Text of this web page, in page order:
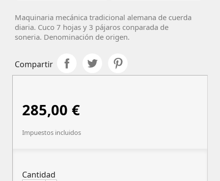
Maquinaria mecánica tradicional alemana de cuerda
diaria. Cuco 7 hojas y 3 pájaros conparada de
soneria. Denominación de origen.
Compartir
285,00 €
Impuestos incluidos
Cantidad